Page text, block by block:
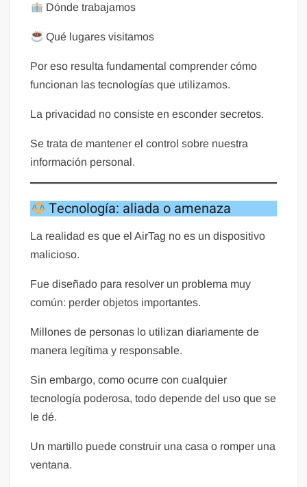
Dónde trabajamos
Qué lugares visitamos
Por eso resulta fundamental comprender cómo
funcionan las tecnologías que utilizamos.
La privacidad no consiste en esconder secretos.
Se trata de mantener el control sobre nuestra
información personal.
Tecnología: aliada o amenaza
La realidad es que el AirTag no es un dispositivo
malicioso.
Fue diseñado para resolver un problema muy
común: perder objetos importantes.
Millones de personas lo utilizan diariamente de
manera legítima y responsable.
Sin embargo, como ocurre con cualquier
tecnología poderosa, todo depende del uso que se
le dé.
Un martillo puede construir una casa o romper una
ventana.